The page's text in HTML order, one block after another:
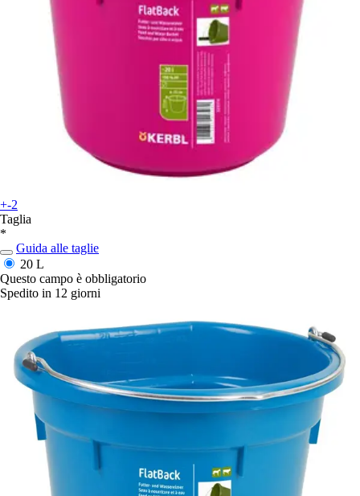
+-2
Taglia
*
Guida alle taglie
20 L
Questo campo è obbligatorio
Spedito in 12 giorni